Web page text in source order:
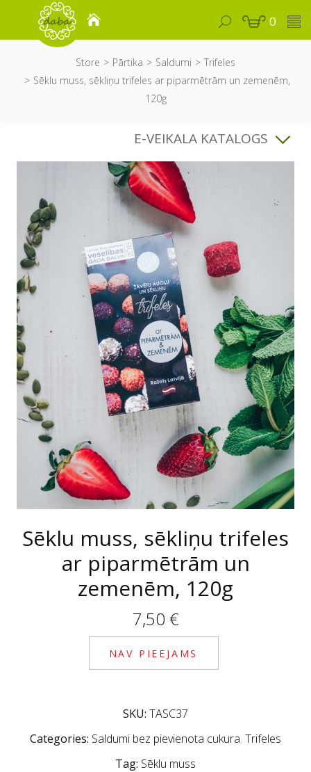
0
Store Pārtika Saldumi
Trifeles
Sēklu muss, sēkliņu trifeles ar piparmētrām un zemenēm,
120g
E-VEIKALA KATALOGS
Sēklu muss, sēkliņu trifeles
ar piparmētrām un
zemenēm, 120g
7,50 €
NAV PIEEJAMS
SKU: TASC37
Categories: Saldumi bez pievienota cukura, Trifeles
Tag: Sēklu muss